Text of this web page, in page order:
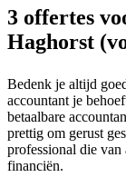
3 offertes
Haghorst
Bedenk je altijd
accountant je
betaalbare
prettig om gerust
professional die van
financiën.